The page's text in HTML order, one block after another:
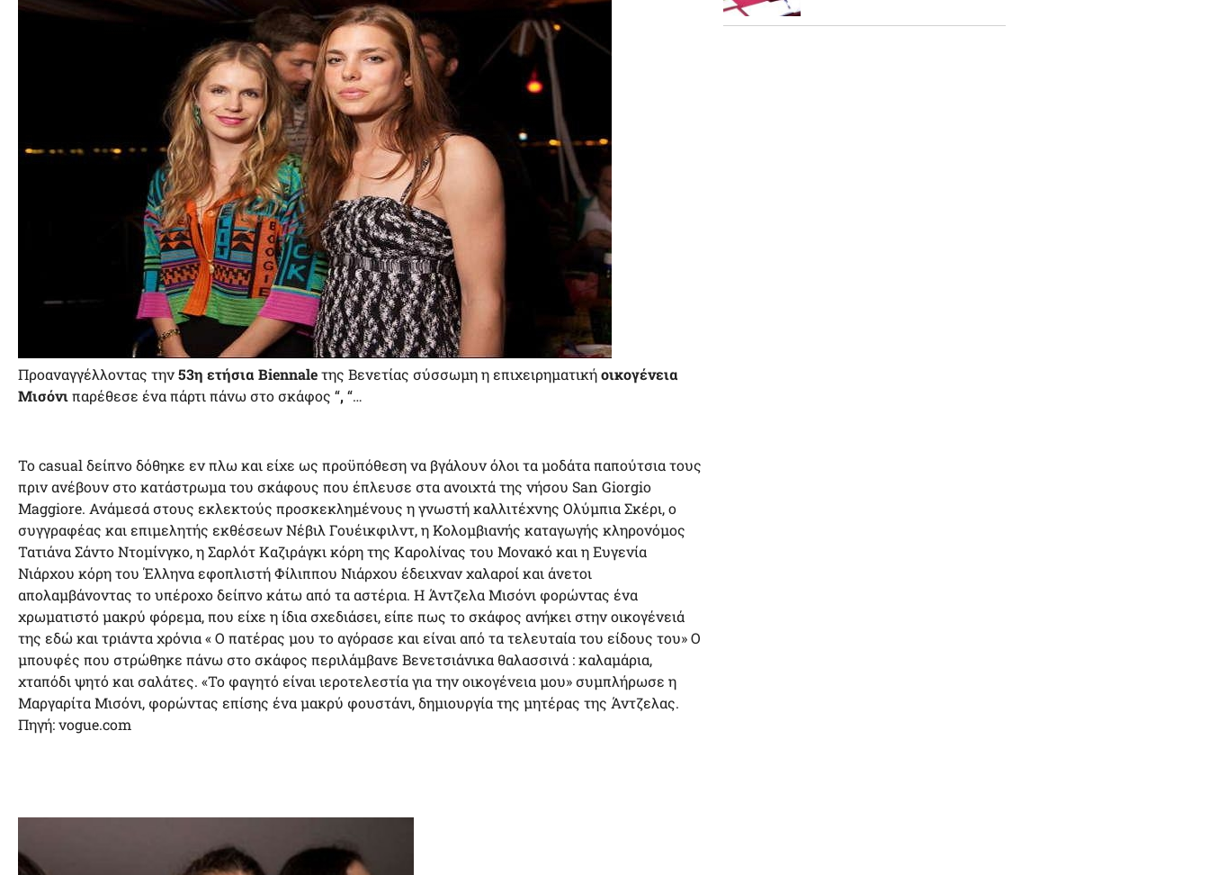
Προαναγγέλλοντας την53η ετήσια Biennaleτης Βενετίας σύσσωμη η επιχειρηματικήοικογένεια
Μισόνιπαρέθεσε ένα πάρτι πάνω στο σκάφος “,“…
Το casual δείπνο δόθηκε εν πλω και είχε ως προϋπόθεση να βγάλουν όλοι τα μοδάτα παπούτσια τους
πριν ανέβουν στο κατάστρωμα του σκάφους που έπλευσε στα ανοιχτά της νήσου San Giorgio
Maggiore. Ανάμεσά στους εκλεκτούς προσκεκλημένους η γνωστή καλλιτέχνης Ολύμπια Σκέρι, ο
συγγραφέας και επιμελητής εκθέσεων Νέβιλ Γουέικφιλντ, η Κολομβιανής καταγωγής κληρονόμος
Τατιάνα Σάντο Ντομίνγκο, η Σαρλότ Καζιράγκι κόρη της Καρολίνας του Μονακό και η Ευγενία
Νιάρχου κόρη του Έλληνα εφοπλιστή Φίλιππου Νιάρχου έδειχναν χαλαροί και άνετοι
απολαμβάνοντας το υπέροχο δείπνο κάτω από τα αστέρια. H Άντζελα Μισόνι φορώντας ένα
χρωματιστό μακρύ φόρεμα, που είχε η ίδια σχεδιάσει, είπε πως το σκάφος ανήκει στην οικογένειά
της εδώ και τριάντα χρόνια « Ο πατέρας μου το αγόρασε και είναι από τα τελευταία του είδους του» Ο
μπουφές που στρώθηκε πάνω στο σκάφος περιλάμβανε Βενετσιάνικα θαλασσινά : καλαμάρια,
χταπόδι ψητό και σαλάτες. «Το φαγητό είναι ιεροτελεστία για την οικογένεια μου» συμπλήρωσε η
Μαργαρίτα Μισόνι, φορώντας επίσης ένα μακρύ φουστάνι, δημιουργία της μητέρας της Άντζελας.
Πηγή: vogue.com